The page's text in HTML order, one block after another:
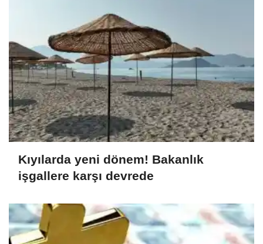
Kıyılarda yeni dönem! Bakanlık
işgallere karşı devrede